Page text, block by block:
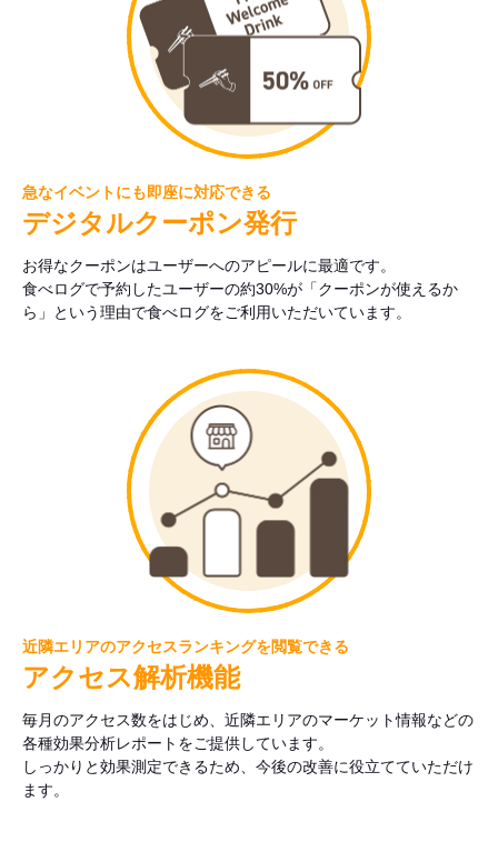
急なイベントにも即座に対応できる
デジタルクーポン発行
お得なクーポンはユーザーへのアピールに最適です。
食べログで予約したユーザーの約30%が「クーポンが使えるか
ら」という理由で食べログをご利用いただいています。
近隣エリアのアクセスランキングを閲覧できる
アクセス解析機能
毎月のアクセス数をはじめ、近隣エリアのマーケット情報などの
各種効果分析レポートをご提供しています。
しっかりと効果測定できるため、今後の改善に役立てていただけ
ます。